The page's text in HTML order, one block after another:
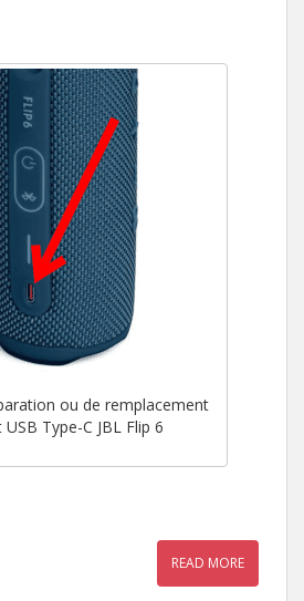
ou de remplacement
Type-C JBL Flip 6
READ MORE